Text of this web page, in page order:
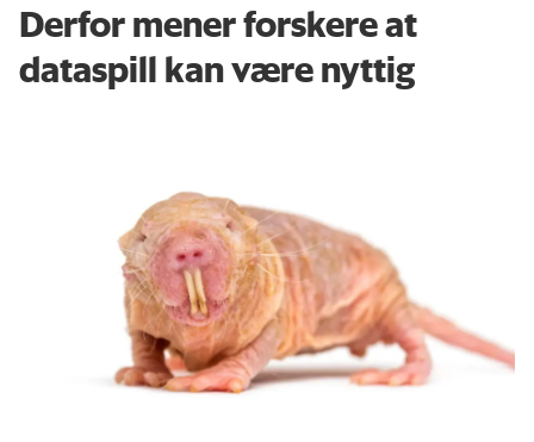
Derfor mener forskere at
dataspill kan være nyttig